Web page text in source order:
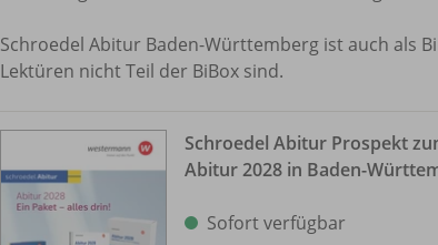
Schroedel Abitur Baden-Württemberg ist auch als
Lektüren nicht Teil der BiBox sind.
Schroedel Abitur Prospekt
Abitur 2028 in Baden-
Sofort verfügbar